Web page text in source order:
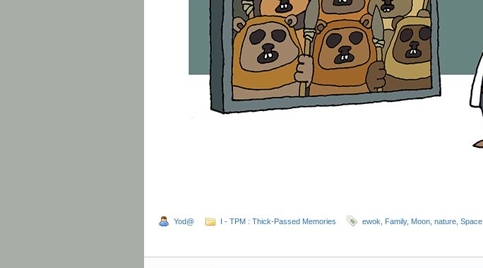
Yod@ I - TPM : Thick-Passed Memories ewok Family, Moon nature Space